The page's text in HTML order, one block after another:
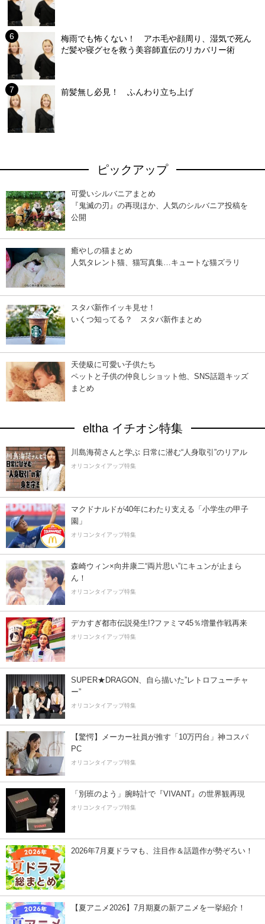
梅雨でも怖くない！ アホ毛や顔周り、湿気で死ん
だ髪や寝グセを救う美容師直伝のリカバリー術
前髪無し必見！ ふんわり立ち上げ
ピックアップ
可愛いシルバニアまとめ
『鬼滅の刃』の再現ほか、人気のシルバニア投稿を
公開
癒やしの猫まとめ
人気タレント猫、猫写真集…キュートな猫ズラリ
スタバ新作イッキ見せ！
いくつ知ってる？ スタバ新作まとめ
天使級に可愛い子供たち
ペットと子供の仲良しショット他、SNS話題キッズ
まとめ
eltha イチオシ特集
川島海荷さんと学ぶ 日常に潜む“人身取引”のリアル
オリコンタイアップ特集
マクドナルドが40年にわたり支える「小学生の甲子
園」
オリコンタイアップ特集
森崎ウィン×向井康二“両片思い”にキュンが止まら
ん！
オリコンタイアップ特集
デカすぎ都市伝説発生!?ファミマ45％増量作戦再来
オリコンタイアップ特集
SUPER★DRAGON、自ら描いた”レトロフューチャ
ー”
オリコンタイアップ特集
【驚愕】メーカー社員が推す「10万円台」神コスパ
PC
オリコンタイアップ特集
「別班のよう」腕時計で『VIVANT』の世界観再現
オリコンタイアップ特集
2026年7月夏ドラマも、注目作＆話題作が勢ぞろい！
【夏アニメ2026】7月期夏の新アニメを一挙紹介！